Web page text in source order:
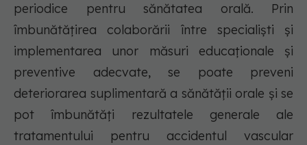
periodice pentru sănătatea orală. Prin
îmbunătățirea colaborării între specialiști și
implementarea unor măsuri educaționale și
preventive adecvate, se poate preveni
deteriorarea suplimentară a sănătății orale și se
pot îmbunătăți rezultatele generale ale
tratamentului pentru accidentul vascular